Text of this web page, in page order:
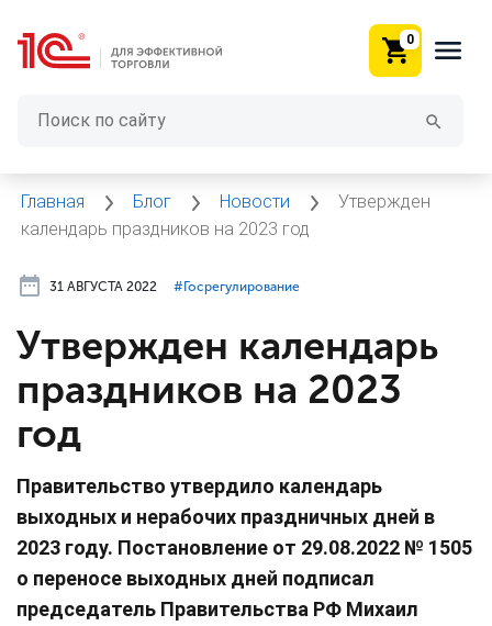
0
Главная Блог Новости
Утвержден
календарь праздников на 2023 год
31 АВГУСТА 2022 #⁣Госрегулирование
Утвержден календарь
праздников на 2023
год
Правительство утвердило календарь
выходных и нерабочих праздничных дней в
2023 году. Постановление от 29.08.2022 № 1505
о переносе выходных дней подписал
председатель Правительства РФ Михаил